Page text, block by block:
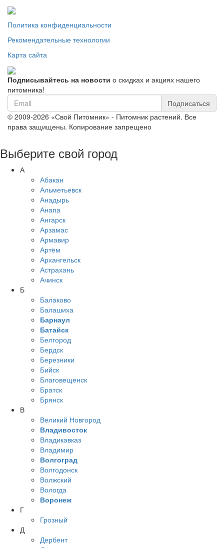
Политика конфиденциальности
Рекомендательные технологии
Карта сайта
Подписывайтесь на новости о скидках и акциях нашего
питомника!
Подписаться
© 2009-2026 «Свой Питомник» - Питомник растений. Все
права защищены. Копирование запрещено
Выберите свой город
А
Абакан
Альметьевск
Анадырь
Анапа
Ангарск
Арзамас
Армавир
Артём
Архангельск
Астрахань
Ачинск
Б
Балаково
Балашиха
Барнаул
Батайск
Белгород
Бердск
Березники
Бийск
Благовещенск
Братск
Брянск
В
Великий Новгород
Владивосток
Владикавказ
Владимир
Волгоград
Волгодонск
Волжский
Вологда
Воронеж
Г
Грозный
Д
Дербент